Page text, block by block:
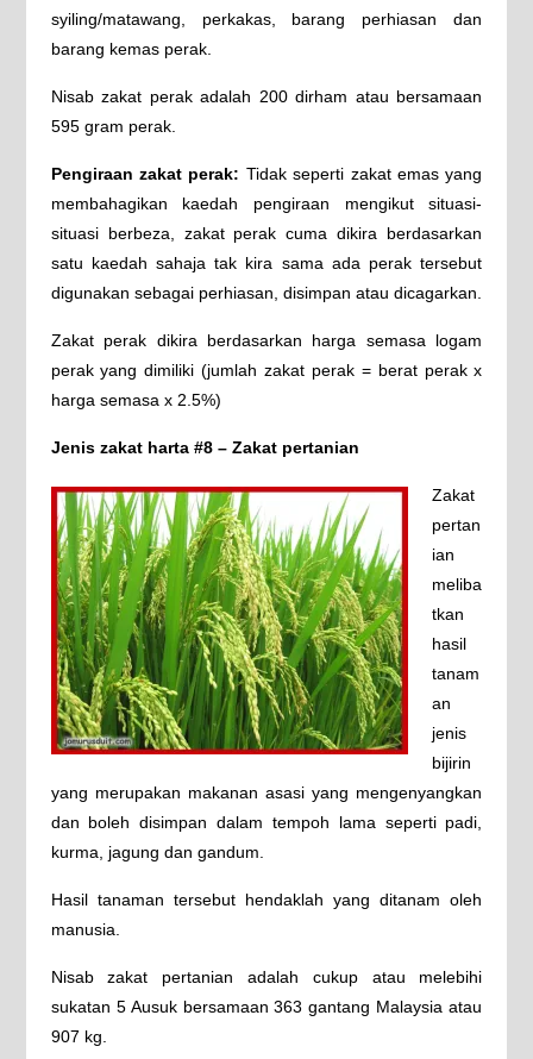
syiling/matawang, perkakas, barang perhiasan dan
barang kemas perak.
Nisab zakat perak adalah 200 dirham atau bersamaan
595 gram perak.
Pengiraan zakat perak: Tidak seperti zakat emas yang
membahagikan kaedah pengiraan mengikut situasi-
situasi berbeza, zakat perak cuma dikira berdasarkan
satu kaedah sahaja tak kira sama ada perak tersebut
digunakan sebagai perhiasan, disimpan atau dicagarkan.
Zakat perak dikira berdasarkan harga semasa logam
perak yang dimiliki (jumlah zakat perak = berat perak x
harga semasa x 2.5%)
Jenis zakat harta #8 – Zakat pertanian
Zakat
pertan
ian
meliba
tkan
hasil
tanam
an
jenis
bijirin
yang merupakan makanan asasi yang mengenyangkan
dan boleh disimpan dalam tempoh lama seperti padi,
kurma, jagung dan gandum.
Hasil tanaman tersebut hendaklah yang ditanam oleh
manusia.
Nisab zakat pertanian adalah cukup atau melebihi
sukatan 5 Ausuk bersamaan 363 gantang Malaysia atau
907 kg.